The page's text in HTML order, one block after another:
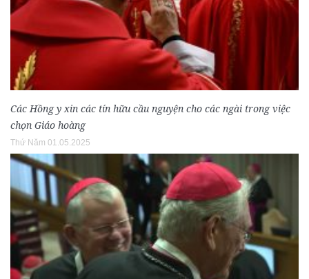
Các Hồng y xin các tín hữu cầu nguyện cho các ngài trong việc
chọn Giáo hoàng
Thứ Năm 01.05.2025